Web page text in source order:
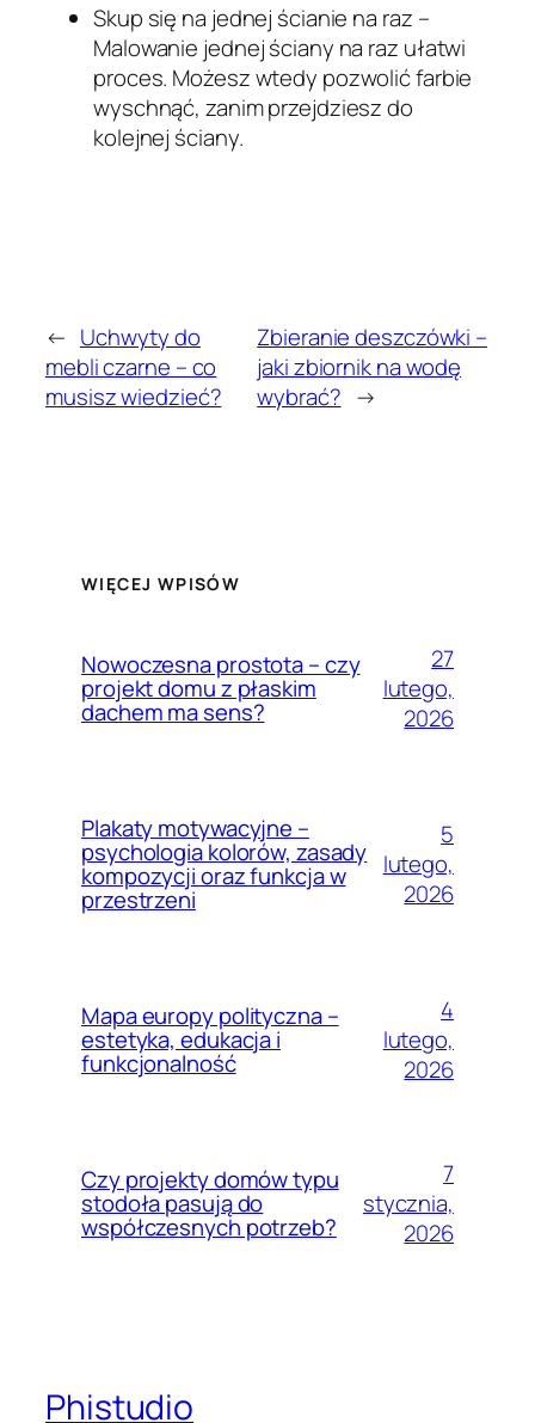
Skup się na jednej ścianie na raz –
Malowanie jednej ściany na raz ułatwi
proces. Możesz wtedy pozwolić farbie
wyschnąć, zanim przejdziesz do
kolejnej ściany.
← Uchwyty do
mebli czarne – co
musisz wiedzieć?
Zbieranie deszczówki –
jaki zbiornik na wodę
wybrać? →
WIĘCEJ WPISÓW
Nowoczesna prostota – czy
projekt domu z płaskim
dachem ma sens?
27
lutego,
2026
Plakaty motywacyjne –
psychologia kolorów, zasady
kompozycji oraz funkcja w
przestrzeni
5
lutego,
2026
Mapa europy polityczna –
estetyka, edukacja i
funkcjonalność
4
lutego,
2026
Czy projekty domów typu
stodoła pasują do
współczesnych potrzeb?
7
stycznia,
2026
Phistudio